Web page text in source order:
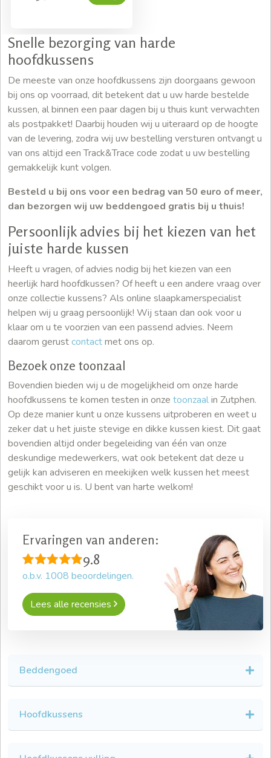
Snelle bezorging van harde
hoofdkussens
De meeste van onze hoofdkussens zijn doorgaans gewoon
bij ons op voorraad, dit betekent dat u uw harde bestelde
kussen, al binnen een paar dagen bij u thuis kunt verwachten
als postpakket! Daarbij houden wij u uiteraard op de hoogte
van de levering, zodra wij uw bestelling versturen ontvangt u
van ons altijd een Track&Trace code zodat u uw bestelling
gemakkelijk kunt volgen.
Besteld u bij ons voor een bedrag van 50 euro of meer,
dan bezorgen wij uw beddengoed gratis bij u thuis!
Persoonlijk advies bij het kiezen van het
juiste harde kussen
Heeft u vragen, of advies nodig bij het kiezen van een
heerlijk hard hoofdkussen? Of heeft u een andere vraag over
onze collectie kussens? Als online slaapkamerspecialist
helpen wij u graag persoonlijk! Wij staan dan ook voor u
klaar om u te voorzien van een passend advies. Neem
daarom gerustcontactmet ons op.
Bezoek onze toonzaal
Bovendien bieden wij u de mogelijkheid om onze harde
hoofdkussens te komen testen in onze toonzaalin Zutphen.
Op deze manier kunt u onze kussens uitproberen en weet u
zeker dat u het juiste stevige en dikke kussen kiest. Dit gaat
bovendien altijd onder begeleiding van één van onze
deskundige medewerkers, wat ook betekent dat deze u
gelijk kan adviseren en meekijken welk kussen het meest
geschikt voor u is. U bent van harte welkom!
Ervaringen van anderen:
9.8
o.b.v. 1008 beoordelingen.
Lees alle recensies
Beddengoed
Hoofdkussens